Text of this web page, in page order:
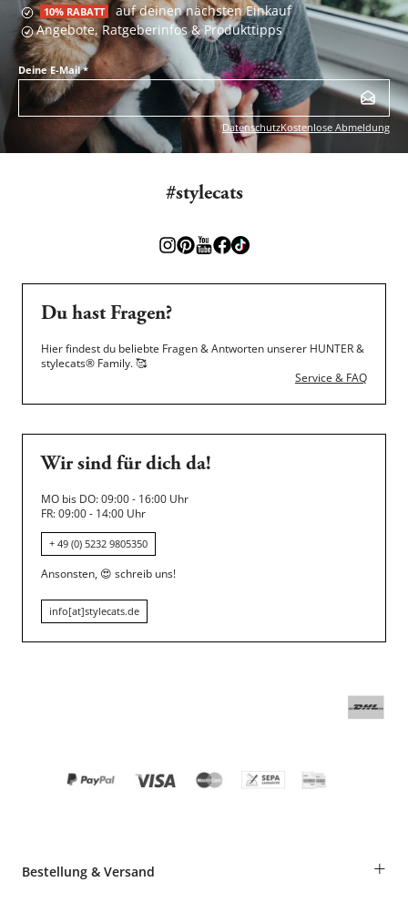
10% RABATT auf deinen nächsten Einkauf
Angebote, Ratgeberinfos & Produkttipps
Deine E-Mail*
DatenschutzKostenlose Abmeldung
#stylecats
Du hast Fragen?
Hier findest du beliebte Fragen & Antworten unserer HUNTER &
stylecats® Family.🥰
Service & FAQ
Wir sind für dich da!
MO bis DO: 09:00 - 16:00 Uhr
FR: 09:00 - 14:00 Uhr
+ 49 (0) 5232 9805350
Ansonsten, 😍 schreib uns!
info[at]stylecats.de
Bestellung & Versand +